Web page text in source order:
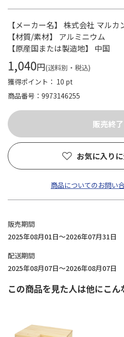
【メーカー名】 株式会社 マルカ
【材質/素材】 アルミニウム
【原産国または製造地】 中国
1,040円(送料別・税込)
獲得ポイント： 10 pt
商品番号
9973146255
お気に入り
商品についてのお問い
販売期間
2025年08月01日～2026年07月31日
配送期間
2025年08月07日～2026年08月07日
この商品を見た人は他にこ